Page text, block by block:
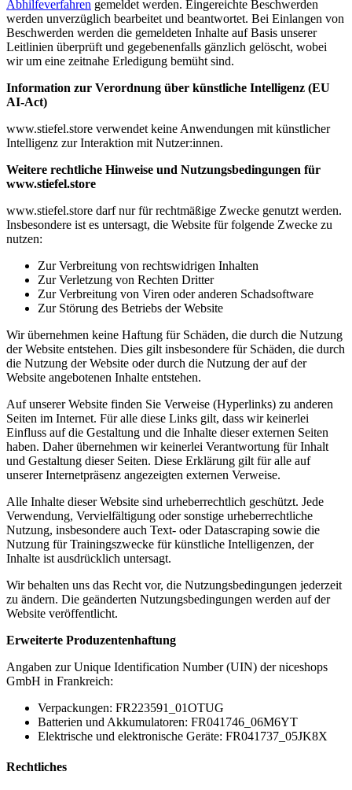
Abhilfeverfahren gemeldet werden. Eingereichte Beschwerden
werden unverzüglich bearbeitet und beantwortet. Bei Einlangen von
Beschwerden werden die gemeldeten Inhalte auf Basis unserer
Leitlinien überprüft und gegebenenfalls gänzlich gelöscht, wobei
wir um eine zeitnahe Erledigung bemüht sind.
Information zur Verordnung über künstliche Intelligenz (EU
AI-Act)
www.stiefel.store verwendet keine Anwendungen mit künstlicher
Intelligenz zur Interaktion mit Nutzer:innen.
Weitere rechtliche Hinweise und Nutzungsbedingungen für
www.stiefel.store
www.stiefel.store darf nur für rechtmäßige Zwecke genutzt werden.
Insbesondere ist es untersagt, die Website für folgende Zwecke zu
nutzen:
Zur Verbreitung von rechtswidrigen Inhalten
Zur Verletzung von Rechten Dritter
Zur Verbreitung von Viren oder anderen Schadsoftware
Zur Störung des Betriebs der Website
Wir übernehmen keine Haftung für Schäden, die durch die Nutzung
der Website entstehen. Dies gilt insbesondere für Schäden, die durch
die Nutzung der Website oder durch die Nutzung der auf der
Website angebotenen Inhalte entstehen.
Auf unserer Website finden Sie Verweise (Hyperlinks) zu anderen
Seiten im Internet. Für alle diese Links gilt, dass wir keinerlei
Einfluss auf die Gestaltung und die Inhalte dieser externen Seiten
haben. Daher übernehmen wir keinerlei Verantwortung für Inhalt
und Gestaltung dieser Seiten. Diese Erklärung gilt für alle auf
unserer Internetpräsenz angezeigten externen Verweise.
Alle Inhalte dieser Website sind urheberrechtlich geschützt. Jede
Verwendung, Vervielfältigung oder sonstige urheberrechtliche
Nutzung, insbesondere auch Text- oder Datascraping sowie die
Nutzung für Trainingszwecke für künstliche Intelligenzen, der
Inhalte ist ausdrücklich untersagt.
Wir behalten uns das Recht vor, die Nutzungsbedingungen jederzeit
zu ändern. Die geänderten Nutzungsbedingungen werden auf der
Website veröffentlicht.
Erweiterte Produzentenhaftung
Angaben zur Unique Identification Number (UIN) der niceshops
GmbH in Frankreich:
Verpackungen: FR223591_01OTUG
Batterien und Akkumulatoren: FR041746_06M6YT
Elektrische und elektronische Geräte: FR041737_05JK8X
Rechtliches